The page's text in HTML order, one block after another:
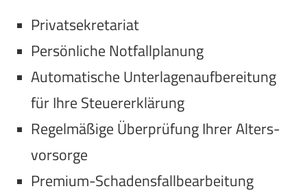
Privatsekretariat
Persönliche Notfallplanung
Automatische Unterlagenaufbereitung
für Ihre Steuererklärung
Regelmäßige Überprüfung Ihrer Alters­
vorsorge
Premium-Schadensfallbearbeitung